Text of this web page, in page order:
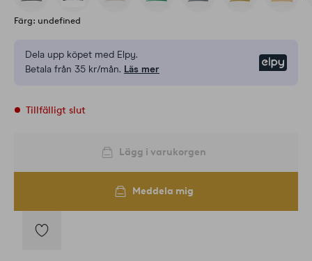
Färg: undefined
Dela upp köpet med Elpy.
Betala från 35 kr/mån. Läs mer
Tillfälligt slut
Lägg i varukorgen
Meddela mig